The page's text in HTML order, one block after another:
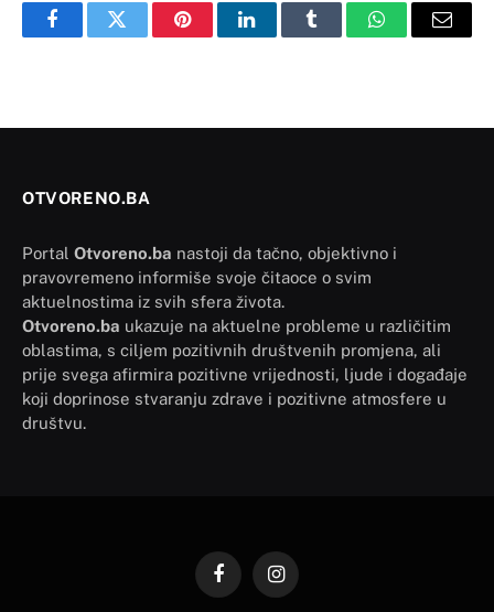
FacebookTwitter PinterestLinkedInTumblr WhatsAppEmail
OTVORENO.BA
Portal Otvoreno.ba nastoji da tačno, objektivno i
pravovremeno informiše svoje čitaoce o svim
aktuelnostima iz svih sfera života.
Otvoreno.ba ukazuje na aktuelne probleme u različitim
oblastima, s ciljem pozitivnih društvenih promjena, ali
prije svega afirmira pozitivne vrijednosti, ljude i događaje
koji doprinose stvaranju zdrave i pozitivne atmosfere u
društvu.
FacebookInstagram